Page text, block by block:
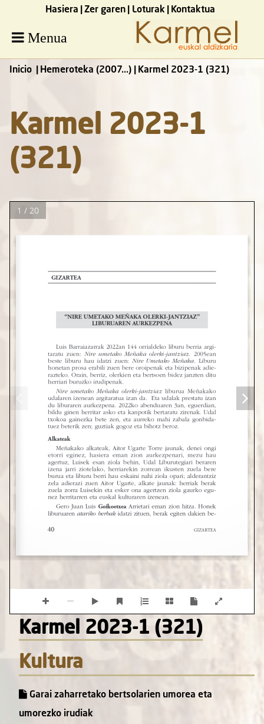
Hasiera Zer garen Loturak Kontaktua
Menua
Inicio Hemeroteka (2007...) Karmel 2023-1 (321)
Karmel 2023-1
(321)
1 / 20
Karmel 2023-1 (321)
Kultura
Garai zaharretako bertsolarien umorea eta
umorezko irudiak